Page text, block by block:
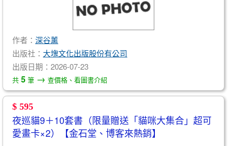
作者： 深谷薰
出版社： 大塊文化出版股份有公司
出版日期：2026-07-23
共 5 筆 → 查價格、看圖書介紹
$ 595
夜巡貓9＋10套書（限量贈送「貓咪大集合」超可
愛畫卡×2）【金石堂、博客來熱銷】